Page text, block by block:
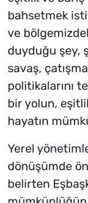
bahsetmek
ve
duyduğu şey,
savaş,
politikalarını
bir yolun,
hayatın
Yerel
dönüşümde
belirten